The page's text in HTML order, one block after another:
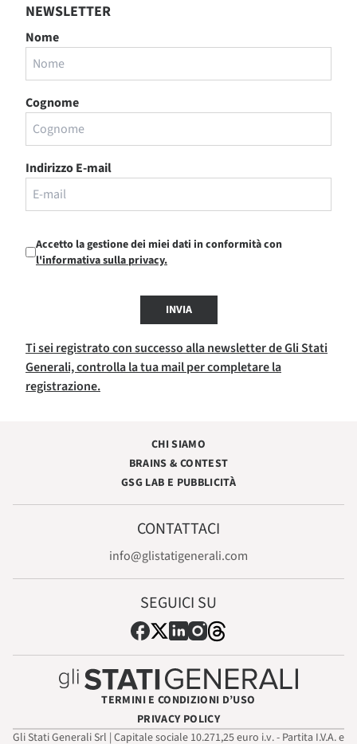
NEWSLETTER
Nome
Cognome
Indirizzo E-mail
Accetto la gestione dei miei dati in conformità con
l'informativa sulla privacy.
INVIA
Ti sei registrato con successo alla newsletter de Gli Stati
Generali, controlla la tua mail per completare la
registrazione.
CHI SIAMO
BRAINS & CONTEST
GSG LAB E PUBBLICITÀ
CONTATTACI
info@glistatigenerali.com
SEGUICI SU
TERMINI E CONDIZIONI D’USO
PRIVACY POLICY
Gli Stati Generali Srl | Capitale sociale 10.271,25 euro i.v. - Partita I.V.A. e